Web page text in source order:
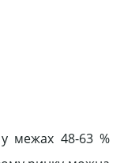
у межах 48-63 %